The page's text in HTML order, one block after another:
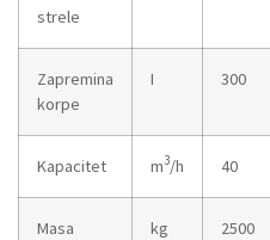
strele
Zapremina
korpe
I 300
Kapacitet m3/h 40
Masa kg 2500